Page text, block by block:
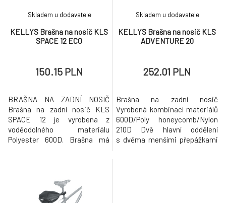
KELLYS Brašna na nosič KLS
SPACE 12 ECO
Skladem u dodavatele
150.15 PLN
BRAŠNA NA ZADNÍ NOSIČ
Brašna na zadní nosič KLS
SPACE 12 je vyrobena z
voděodolného materiálu
Polyester 600D. Brašna má
její součástí je odnímatelný
ramenní popruh. Vyrobená z
voděodolného materiálu
KELLYS Brašna na nosič KLS
ADVENTURE 20
Skladem u dodavatele
252.01 PLN
Brašna na zadní nosič
Vyrobená kombinací materiálů
600D/Poly honeycomb/Nylon
210D Dvě hlavní oddělení
s dvěma menšími přepážkami